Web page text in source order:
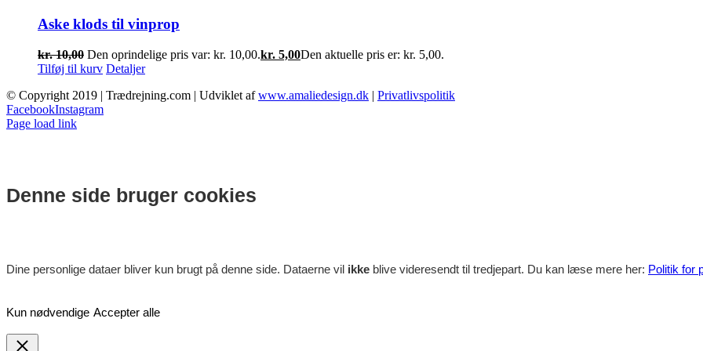
Aske klods til vinprop
kr.10,00 Den oprindelige pris var: kr. 10,00.kr. 5,00Den aktuelle pris er: kr. 5,00.
Tilføj til kurv Detaljer
© Copyright 2019 | Trædrejning.com | Udviklet afwww.amaliedesign.dk | Privatlivspolitik
FacebookInstagram
Page load link
Denne side bruger cookies
Dine personlige dataer bliver kun brugt på denne side. Dataerne vil ikke blive videresendt til tredjepart. Du kan læse mere her: Politik for
Kun nødvendige Accepter alle